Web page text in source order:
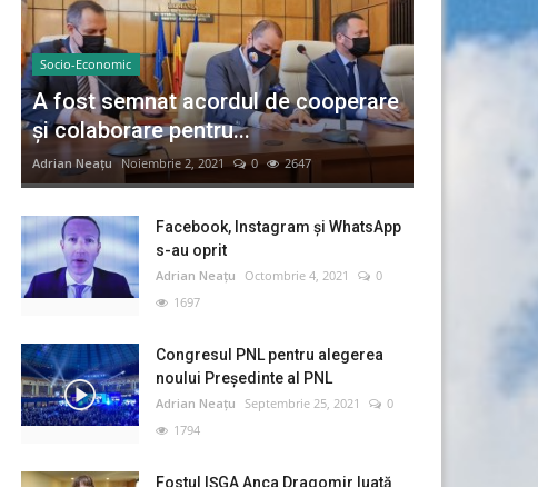
Socio-Economic
A fost semnat acordul de cooperare
și colaborare pentru...
Adrian Neațu Noiembrie 2, 2021 0 2647
Facebook, Instagram și WhatsApp
s-au oprit
Adrian Neațu Octombrie 4, 2021
0
1697
Congresul PNL pentru alegerea
noului Preşedinte al PNL
Adrian Neațu Septembrie 25, 2021
0
1794
Fostul IȘGA Anca Dragomir luată